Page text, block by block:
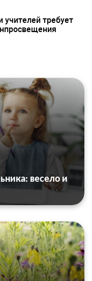
требует
весело и